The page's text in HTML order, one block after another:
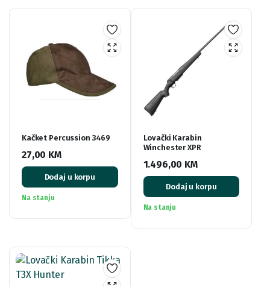
Kačket Percussion 3469
27,00 KM
Dodaj u korpu
Na stanju
Lovački Karabin
Winchester XPR
1.496,00 KM
Dodaj u korpu
Na stanju